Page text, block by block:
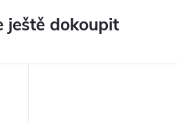
ještě dokoupit